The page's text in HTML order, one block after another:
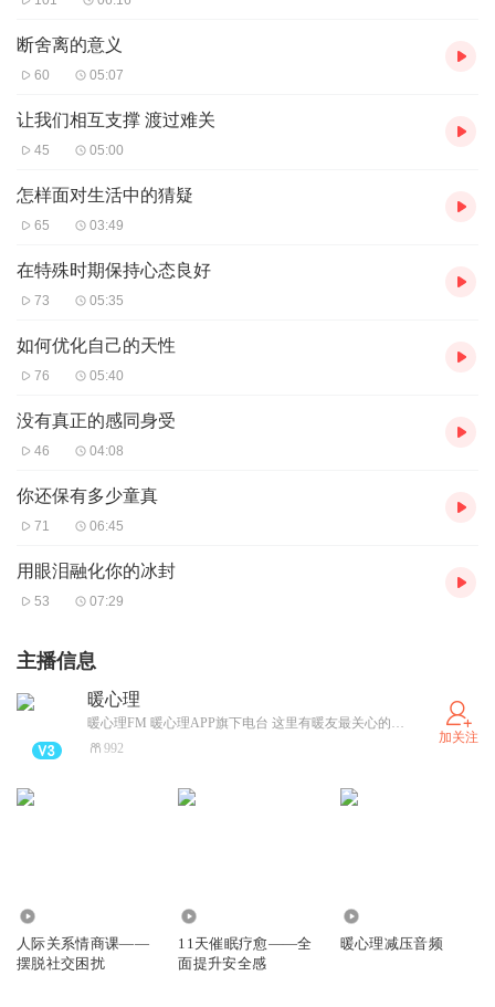
断舍离的意义
60 05:07
让我们相互支撑 渡过难关
45 05:00
怎样面对生活中的猜疑
65 03:49
在特殊时期保持心态良好
73 05:35
如何优化自己的天性
76 05:40
没有真正的感同身受
46 04:08
你还保有多少童真
71 06:45
用眼泪融化你的冰封
53 07:29
主播信息
暖心理
暖心理FM 暖心理APP旗下电台 这里有暖友最关心的热门话题， 这里有最专业的咨询师帮你解梦， 这里有最性感的心理学知识。 心塞不要憋着，你的故事我们愿意听。 茫茫人海，暗暗黑夜，和你并肩。 暖心理，只愿，你被这个世界温暖相待。
992
加关注
人际关系情商课——
摆脱社交困扰
11天催眠疗愈——全
面提升安全感
暖心理减压音频